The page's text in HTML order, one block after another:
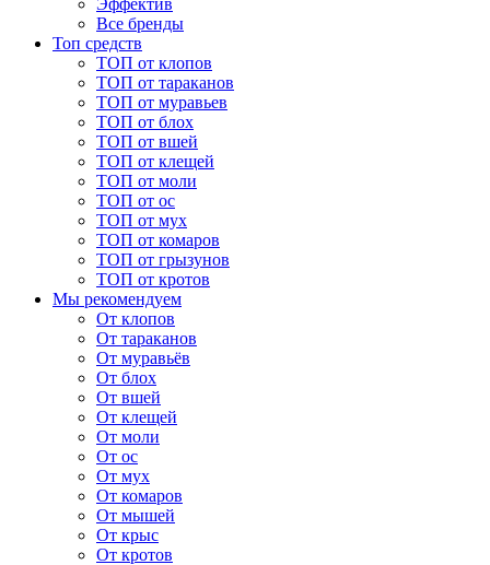
Эффектив
Все бренды
Топ средств
ТОП от клопов
ТОП от тараканов
ТОП от муравьев
ТОП от блох
ТОП от вшей
ТОП от клещей
ТОП от моли
ТОП от ос
ТОП от мух
ТОП от комаров
ТОП от грызунов
ТОП от кротов
Мы рекомендуем
От клопов
От тараканов
От муравьёв
От блох
От вшей
От клещей
От моли
От ос
От мух
От комаров
От мышей
От крыс
От кротов